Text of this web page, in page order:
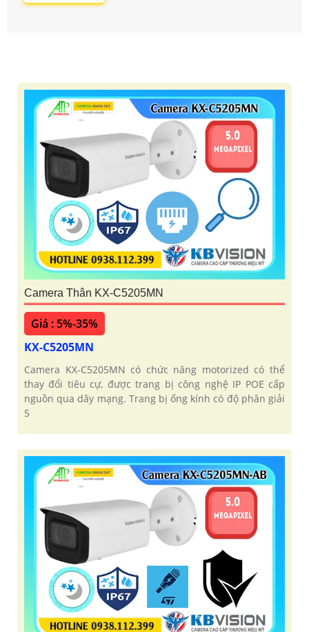
Camera Thân KX-C5205MN
Giá : 5%-35%
KX-C5205MN
Camera KX-C5205MN có chức năng motorized có thể
thay đổi tiêu cự, được trang bị công nghệ IP POE cấp
nguồn qua dây mạng. Trang bị ống kính có độ phân giải
5